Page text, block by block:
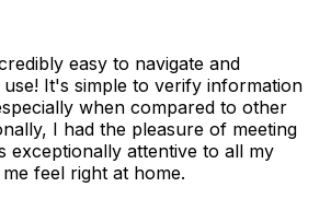
easy to navigate and
It's simple to verify information
when compared to other
I had the pleasure of meeting
exceptionally attentive to all my
feel right at home.